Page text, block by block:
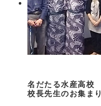
名だたる水産高校
校長先生のお集まり